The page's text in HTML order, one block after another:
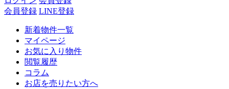
会員登録 LINE登録
新着物件一覧
マイページ
お気に入り物件
閲覧履歴
コラム
お店を売りたい方へ